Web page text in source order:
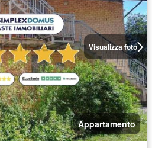
Visualizza foto
Appartamento